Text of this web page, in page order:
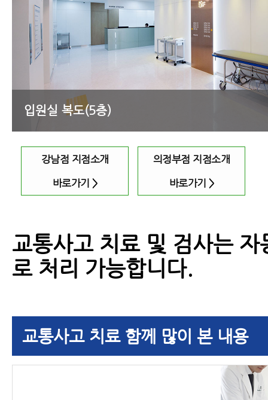
입원실 복도(7층)
강남점 지점소개
바로가기 >
의정부점 지점소개
바로가기 >
교통사고 치료 및 검사는 자
로 처리 가능합니다.
교통사고 치료 함께 많이 본 내용